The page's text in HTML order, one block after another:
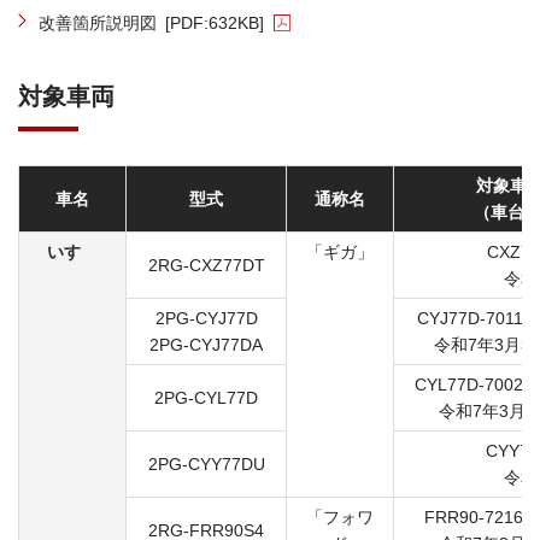
改善箇所説明図 [PDF:632KB]
対象車両
車名 型式 通称名
対象車
（車台
いすゞ
2RG-CXZ77DT
「ギガ」
令
2PG-CYJ77D
2PG-CYJ77DA
CYJ77D-
令和7年3月3
2PG-CYL77D
CYL77D-
令和7年3月
2PG-CYY77DU
令
2RG-FRR90S4
「フォワ
FRR90-